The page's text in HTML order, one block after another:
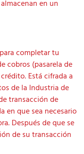
en un
completar tu
cobros (pasarela de
Está cifrada a
de la Industria de
transacción de
en que sea necesario
Después de que se
de su transacción